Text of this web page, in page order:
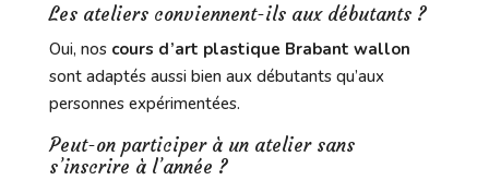
Les ateliers conviennent-ils aux débutants ?
Oui, nos cours d’art plastique Brabant wallon
sont adaptés aussi bien aux débutants qu’aux
personnes expérimentées.
Peut-on participer à un atelier sans
s’inscrire à l’année ?